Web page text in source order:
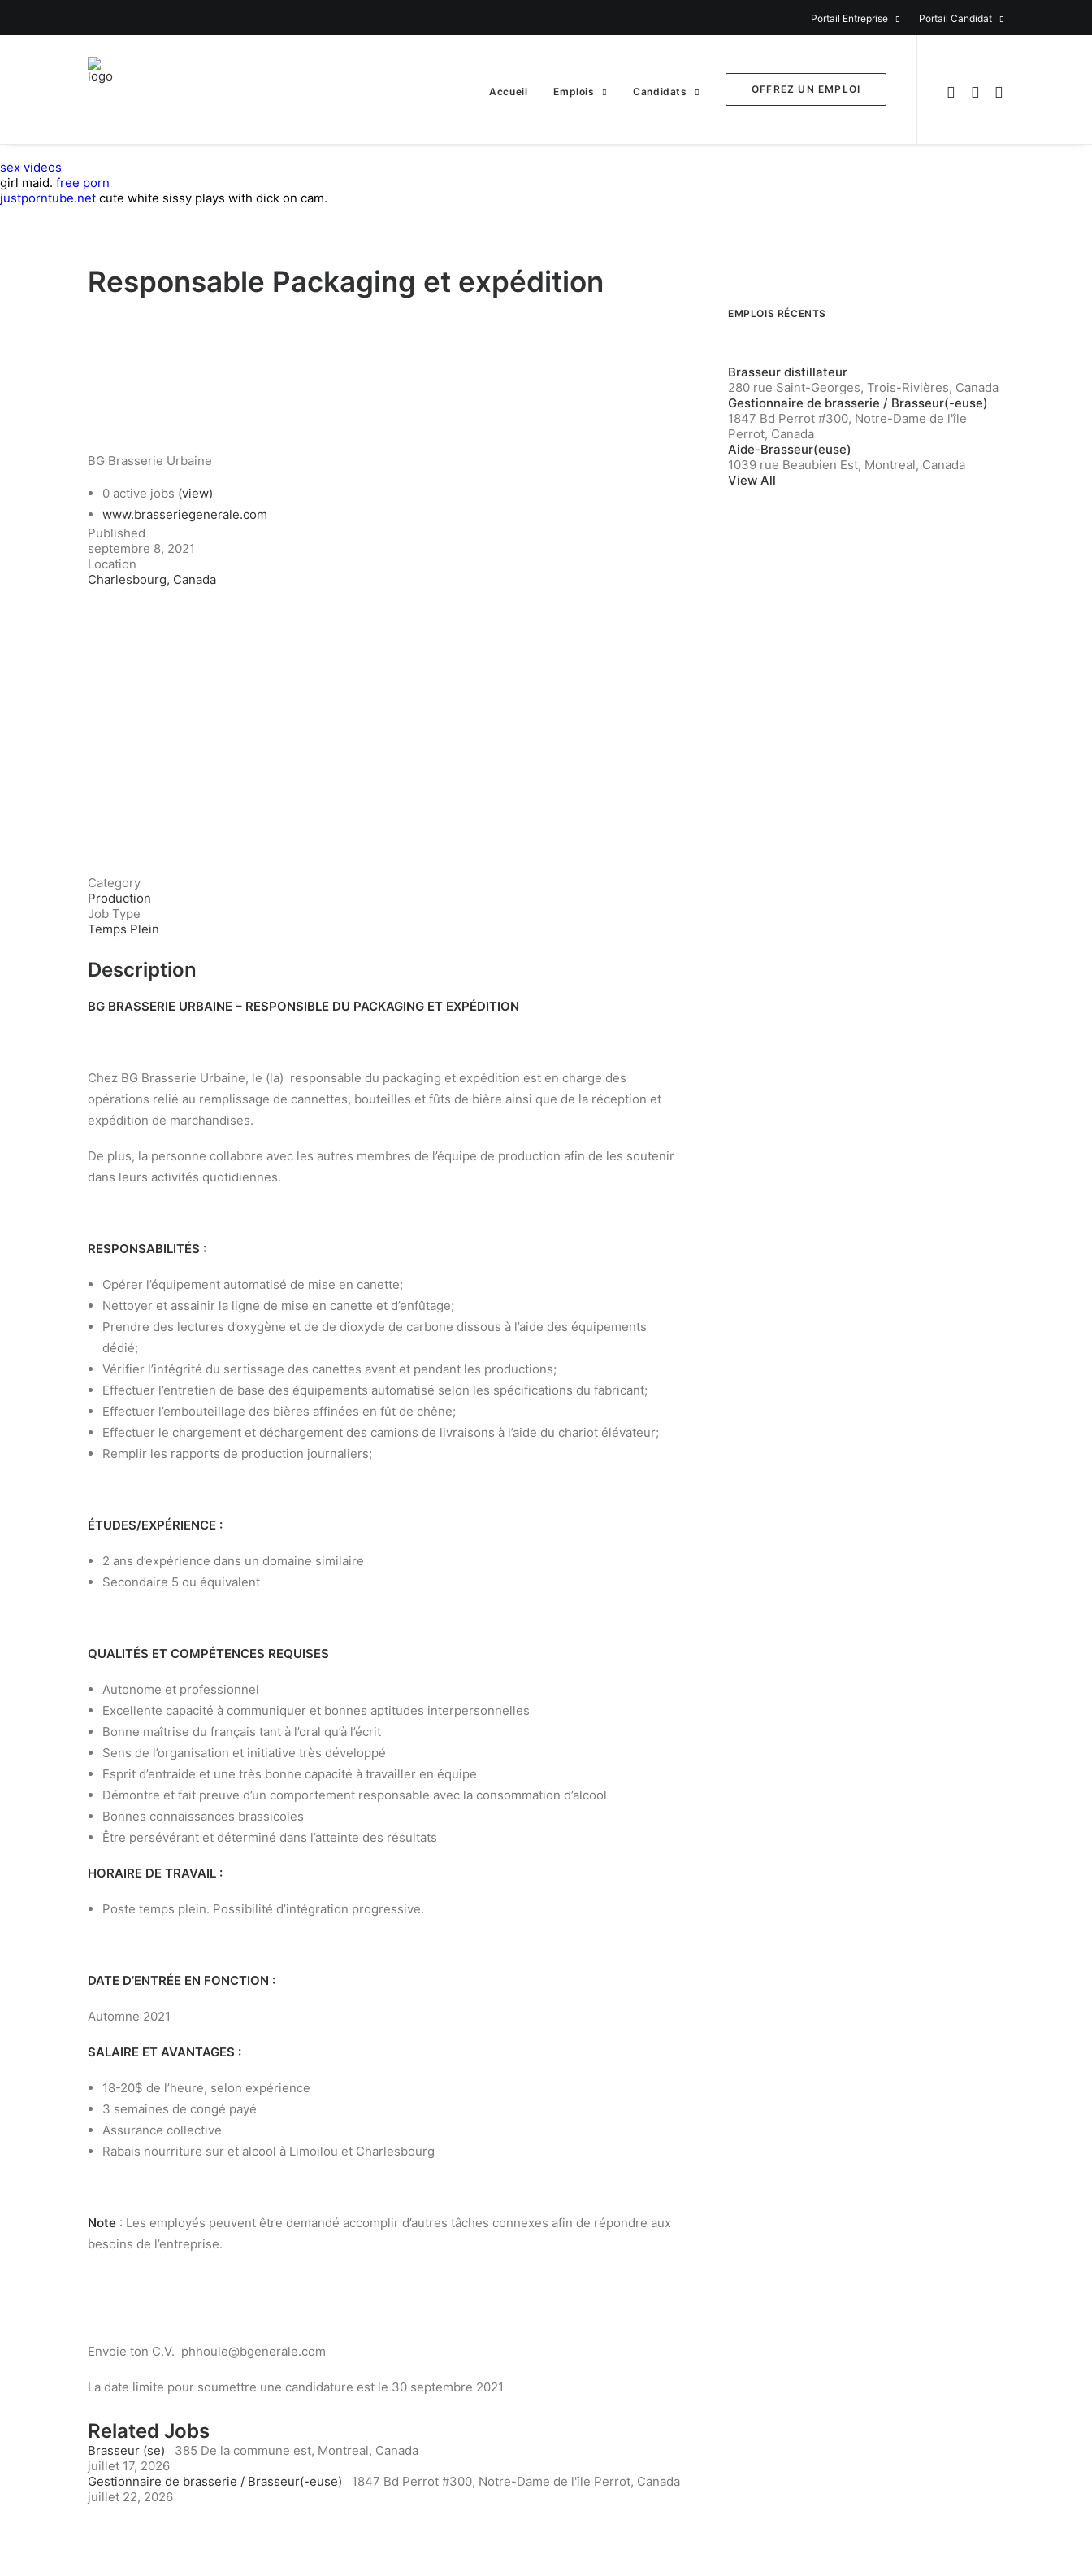
Portail Entreprise Portail Candidat
Accueil Emplois Candidats OFFREZ UN EMPLOI
sex videos
girl maid. free porn
justporntube.net cute white sissy plays with dick on cam.
Responsable Packaging et expédition
BG Brasserie Urbaine
0 active jobs (view)
www.brasseriegenerale.com
Published
septembre 8, 2021
Location
Charlesbourg, Canada
Category
Production
Job Type
Temps Plein
Description
BG BRASSERIE URBAINE – RESPONSIBLE DU PACKAGING ET EXPÉDITION
Chez BG Brasserie Urbaine, le (la) responsable du packaging et expédition est en charge des
opérations relié au remplissage de cannettes, bouteilles et fûts de bière ainsi que de la réception et
expédition de marchandises.
De plus, la personne collabore avec les autres membres de l’équipe de production afin de les soutenir
dans leurs activités quotidiennes.
RESPONSABILITÉS :
Opérer l’équipement automatisé de mise en canette;
Nettoyer et assainir la ligne de mise en canette et d’enfûtage;
Prendre des lectures d’oxygène et de de dioxyde de carbone dissous à l’aide des équipements
dédié;
Vérifier l’intégrité du sertissage des canettes avant et pendant les productions;
Effectuer l’entretien de base des équipements automatisé selon les spécifications du fabricant;
Effectuer l’embouteillage des bières affinées en fût de chêne;
Effectuer le chargement et déchargement des camions de livraisons à l’aide du chariot élévateur;
Remplir les rapports de production journaliers;
ÉTUDES/EXPÉRIENCE :
2 ans d’expérience dans un domaine similaire
Secondaire 5 ou équivalent
QUALITÉS ET COMPÉTENCES REQUISES
Autonome et professionnel
Excellente capacité à communiquer et bonnes aptitudes interpersonnelles
Bonne maîtrise du français tant à l’oral qu’à l’écrit
Sens de l’organisation et initiative très développé
Esprit d’entraide et une très bonne capacité à travailler en équipe
Démontre et fait preuve d’un comportement responsable avec la consommation d’alcool
Bonnes connaissances brassicoles
Être persévérant et déterminé dans l’atteinte des résultats
HORAIRE DE TRAVAIL :
Poste temps plein. Possibilité d’intégration progressive.
DATE D’ENTRÉE EN FONCTION :
Automne 2021
SALAIRE ET AVANTAGES :
18-20$ de l’heure, selon expérience
3 semaines de congé payé
Assurance collective
Rabais nourriture sur et alcool à Limoilou et Charlesbourg
Note : Les employés peuvent être demandé accomplir d’autres tâches connexes afin de répondre aux
besoins de l’entreprise.
Envoie ton C.V. phhoule@bgenerale.com
La date limite pour soumettre une candidature est le 30 septembre 2021
Related Jobs
Brasseur (se)
385 De la commune est, Montreal, Canada
juillet 17, 2026
Gestionnaire de brasserie / Brasseur(-euse)
1847 Bd Perrot #300, Notre-Dame de l'île Perrot, Canada
juillet 22, 2026
EMPLOIS RÉCENTS
Brasseur distillateur
280 rue Saint-Georges, Trois-Rivières, Canada
Gestionnaire de brasserie / Brasseur(-euse)
1847 Bd Perrot #300, Notre-Dame de l'île
Perrot, Canada
Aide-Brasseur(euse)
1039 rue Beaubien Est, Montreal, Canada
View All